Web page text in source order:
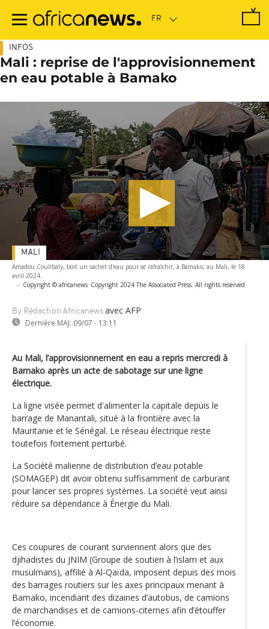
contenu
INFOS
Mali : reprise de l'approvisionnement
en eau potable à Bamako
Amadou Coulibaly, boit un sachet d'eau pour se rafraîchir, à Bamako, au Mali, le 18
avril 2024.
- Copyright © africanews Copyright 2024 The Associated Press. All rights reserved
By Rédaction Africanews avec AFP
Dernière MAJ: 09/07 - 13:11
MALI
Au Mali, l’approvisionnement en eau a repris mercredi à
Bamako après un acte de sabotage sur une ligne
électrique.
La ligne visée permet d'alimenter la capitale depuis le
barrage de Manantali, situé à la frontière avec la
Mauritanie et le Sénégal. Le réseau électrique reste
toutefois fortement perturbé.
La Société malienne de distribution d’eau potable
(SOMAGEP) dit avoir obtenu suffisamment de carburant
pour lancer ses propres systèmes. La société veut ainsi
réduire sa dépendance à Énergie du Mali.
Ces coupures de courant surviennent alors que des
djihadistes du JNIM (Groupe de soutien à l’islam et aux
musulmans), affilié à Al-Qaïda, imposent depuis des mois
des barrages routiers sur les axes principaux menant à
Bamako, incendiant des dizaines d’autobus, de camions
de marchandises et de camions-citernes afin d’étouffer
l’économie.